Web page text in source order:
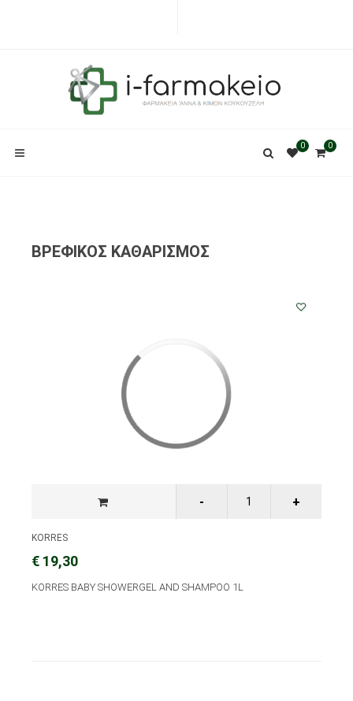
0
0
ΒΡΕΦΙΚΟΣ ΚΑΘΑΡΙΣΜΟΣ
KORRES
€ 19,30
KORRES BABY SHOWERGEL AND SHAMPOO 1L